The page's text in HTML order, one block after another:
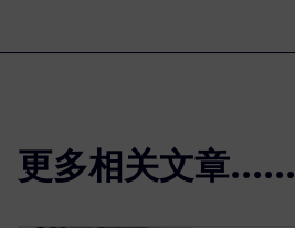
更多相关文章......